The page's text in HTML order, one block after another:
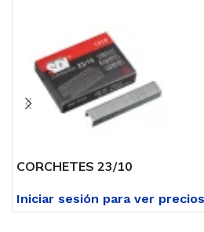
CORCHETES 23/10
Iniciar sesión para ver precios